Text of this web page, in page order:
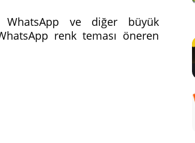
WhatsApp ve diğer büyük
renk teması öneren